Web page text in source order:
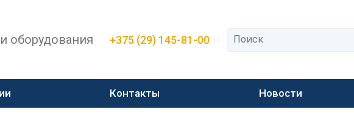
оборудования +375 (29) 145-81-00
Контакты Новости